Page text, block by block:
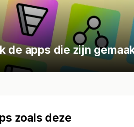
de apps die zijn
zoals deze